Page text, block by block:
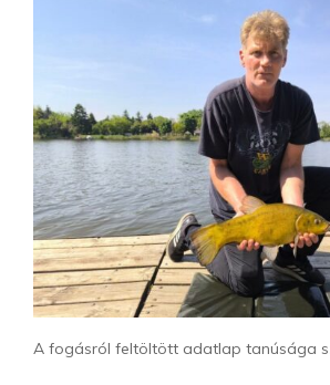
A fogásról feltöltött adatlap tanúsága